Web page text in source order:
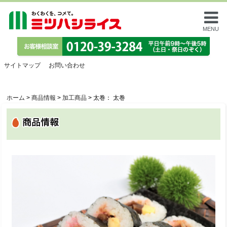
MENU
サイトマップ お問い合わせ
ホーム > 商品情報 > 加工商品 > 太巻： 太巻